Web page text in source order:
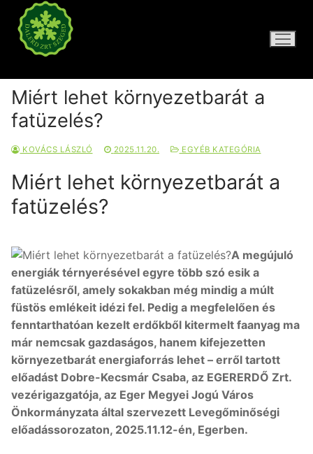
Ugrás
tartalomra
Miért lehet környezetbarát a
fatüzelés?
KOVÁCS LÁSZLÓ 2025.11.20. EGYÉB KATEGÓRIA
Miért lehet környezetbarát a
fatüzelés?
A megújuló
energiák térnyerésével egyre több szó esik a
fatüzelésről, amely sokakban még mindig a múlt
füstös emlékeit idézi fel. Pedig a megfelelően és
fenntarthatóan kezelt erdőkből kitermelt faanyag ma
már nemcsak gazdaságos, hanem kifejezetten
környezetbarát energiaforrás lehet – erről tartott
előadást Dobre-Kecsmár Csaba, az EGERERDŐ Zrt.
vezérigazgatója, az Eger Megyei Jogú Város
Önkormányzata által szervezett Levegőminőségi
előadássorozaton, 2025.11.12-én, Egerben.